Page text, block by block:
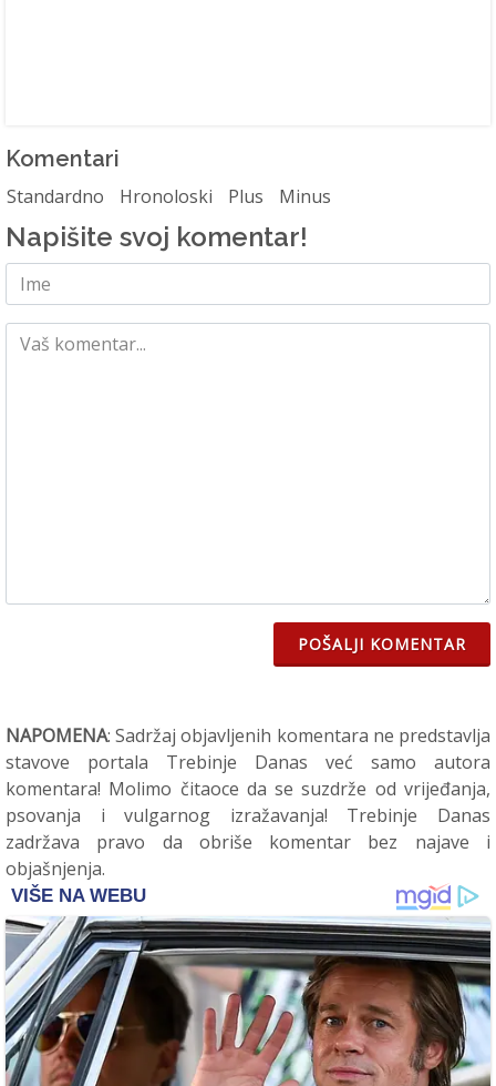
Komentari
Standardno Hronoloski Plus Minus
Napišite svoj komentar!
POŠALJI KOMENTAR
NAPOMENA: Sadržaj objavljenih komentara ne predstavlja
stavove portala Trebinje Danas već samo autora
komentara! Molimo čitaoce da se suzdrže od vrijeđanja,
psovanja i vulgarnog izražavanja! Trebinje Danas
zadržava pravo da obriše komentar bez najave i
objašnjenja.